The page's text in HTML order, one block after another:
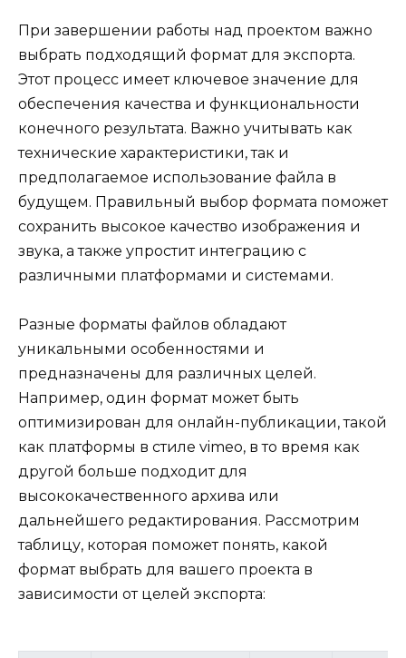
При завершении работы над проектом важно
выбрать подходящий формат для экспорта.
Этот процесс имеет ключевое значение для
обеспечения качества и функциональности
конечного результата. Важно учитывать как
технические характеристики, так и
предполагаемое использование файла в
будущем. Правильный выбор формата поможет
сохранить высокое качество изображения и
звука, а также упростит интеграцию с
различными платформами и системами.
Разные форматы файлов обладают
уникальными особенностями и
предназначены для различных целей.
Например, один формат может быть
оптимизирован для онлайн-публикации, такой
как платформы в стиле vimeo, в то время как
другой больше подходит для
высококачественного архива или
дальнейшего редактирования. Рассмотрим
таблицу, которая поможет понять, какой
формат выбрать для вашего проекта в
зависимости от целей экспорта: